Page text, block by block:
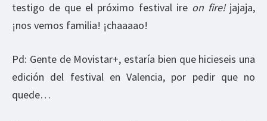
testigo de que el próximo festival ire on fire!jajaja,
¡nos vemos familia! ¡chaaaao!
Pd: Gente de Movistar+, estaría bien que hicieseis una
edición del festival en Valencia, por pedir que no
quede…